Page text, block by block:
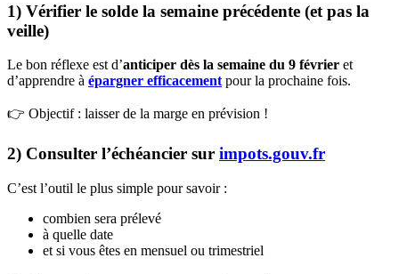
1) Vérifier le solde la semaine précédente (et pas la
veille)
Le bon réflexe est d’anticiper dès la semaine du 9 février et
d’apprendre à épargner efficacement pour la prochaine fois.
👉 Objectif : laisser de la marge en prévision !
2) Consulter l’échéancier sur impots.gouv.fr
C’est l’outil le plus simple pour savoir :
combien sera prélevé
à quelle date
et si vous êtes en mensuel ou trimestriel